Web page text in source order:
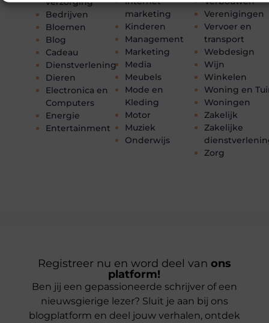
Bedrijven
Bloemen
Blog
Cadeau
Dienstverlening
Dieren
Electronica en
Computers
Energie
Entertainment
marketing
Kinderen
Management
Marketing
Media
Meubels
Mode en
Kleding
Motor
Muziek
Onderwijs
Verenigingen
Vervoer en
transport
Webdesign
Wijn
Winkelen
Woning en
Woningen
Zakelijk
Zakelijke
Zorg
Registreer nu en word deel van ons
platform!
Ben jij een gepassioneerde schrijver of een
nieuwsgierige lezer? Sluit je aan bij ons
blogplatform en deel jouw verhalen, ontdek